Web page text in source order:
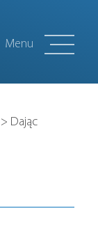
Menu
> Dając